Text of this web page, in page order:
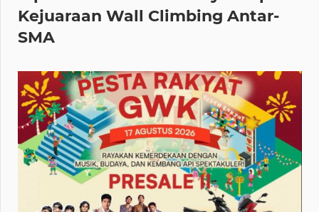
Kejuaraan Wall Climbing Antar-
SMA